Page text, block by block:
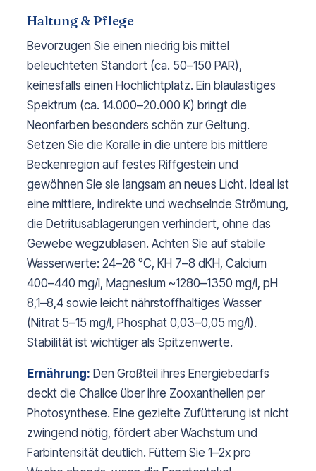
Haltung & Pflege
Bevorzugen Sie einen niedrig bis mittel
beleuchteten Standort (ca. 50–150 PAR),
keinesfalls einen Hochlichtplatz. Ein blaulastiges
Spektrum (ca. 14.000–20.000 K) bringt die
Neonfarben besonders schön zur Geltung.
Setzen Sie die Koralle in die untere bis mittlere
Beckenregion auf festes Riffgestein und
gewöhnen Sie sie langsam an neues Licht. Ideal ist
eine mittlere, indirekte und wechselnde Strömung,
die Detritusablagerungen verhindert, ohne das
Gewebe wegzublasen. Achten Sie auf stabile
Wasserwerte: 24–26 °C, KH 7–8 dKH, Calcium
400–440 mg/l, Magnesium ~1280–1350 mg/l, pH
8,1–8,4 sowie leicht nährstoffhaltiges Wasser
(Nitrat 5–15 mg/l, Phosphat 0,03–0,05 mg/l).
Stabilität ist wichtiger als Spitzenwerte.
Ernährung: Den Großteil ihres Energiebedarfs
deckt die Chalice über ihre Zooxanthellen per
Photosynthese. Eine gezielte Zufütterung ist nicht
zwingend nötig, fördert aber Wachstum und
Farbintensität deutlich. Füttern Sie 1–2x pro